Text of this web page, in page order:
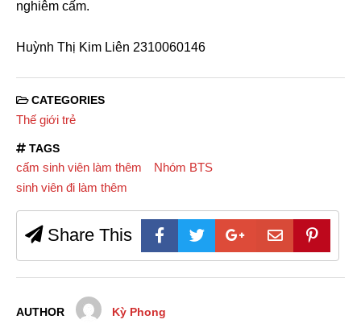
nghiêm cấm.
Huỳnh Thị Kim Liên 2310060146
CATEGORIES
Thế giới trẻ
TAGS
cấm sinh viên làm thêm
Nhóm BTS
sinh viên đi làm thêm
Share This
AUTHOR Kỳ Phong